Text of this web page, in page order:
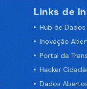
Links de
Hub de Dados
Inovação
Portal da
Hacker
Dados